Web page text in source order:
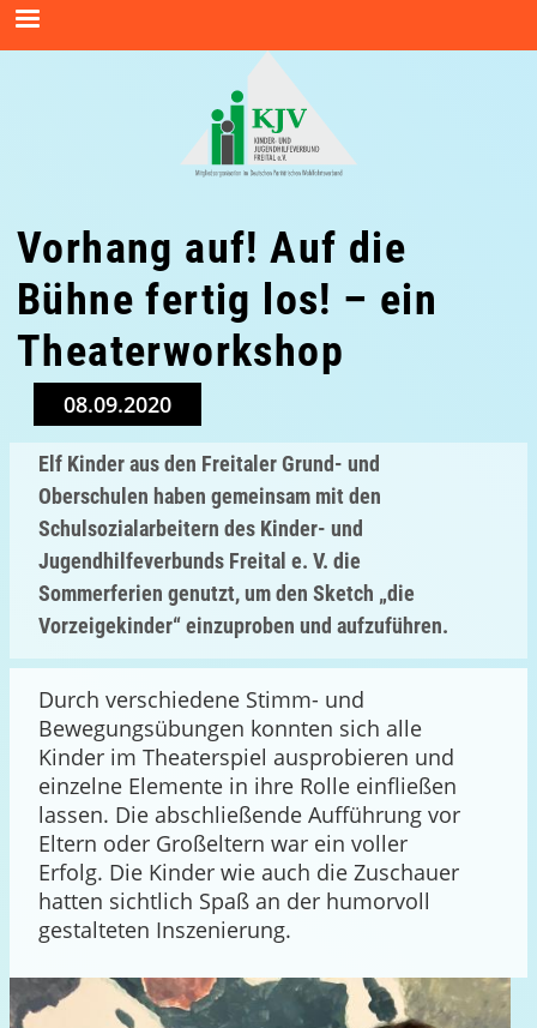
Vorhang auf! Auf die
Bühne fertig los! – ein
Theaterworkshop
08.09.2020
Elf Kinder aus den Freitaler Grund- und
Oberschulen haben gemeinsam mit den
Schulsozialarbeitern des Kinder- und
Jugendhilfeverbunds Freital e. V. die
Sommerferien genutzt, um den Sketch „die
Vorzeigekinder“ einzuproben und aufzuführen.
Durch verschiedene Stimm- und
Bewegungsübungen konnten sich alle
Kinder im Theaterspiel ausprobieren und
einzelne Elemente in ihre Rolle einfließen
lassen. Die abschließende Aufführung vor
Eltern oder Großeltern war ein voller
Erfolg. Die Kinder wie auch die Zuschauer
hatten sichtlich Spaß an der humorvoll
gestalteten Inszenierung.